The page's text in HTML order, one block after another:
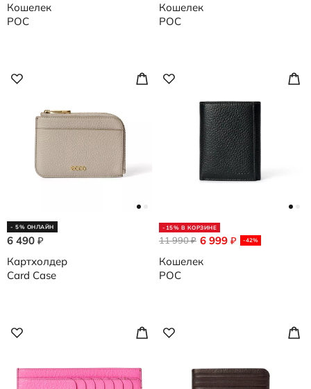
Кошелек
POC
Кошелек
POC
- 5% ОНЛАЙН
6 490 ₽
Картхолдер
Card Case
-15% В КОРЗИНЕ
6 999 ₽ -42%
11 990₽
Кошелек
POC